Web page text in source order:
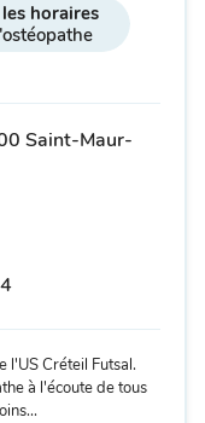
horaires
Saint-Maur-
l'US Créteil Futsal.
à l'écoute de tous